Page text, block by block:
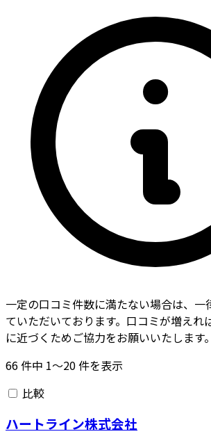
一定の口コミ件数に満たない場合は、一
ていただいております。口コミが増えれ
に近づくためご協力をお願いいたします。
66件中 1〜20件を表示
比較
ハートライン株式会社